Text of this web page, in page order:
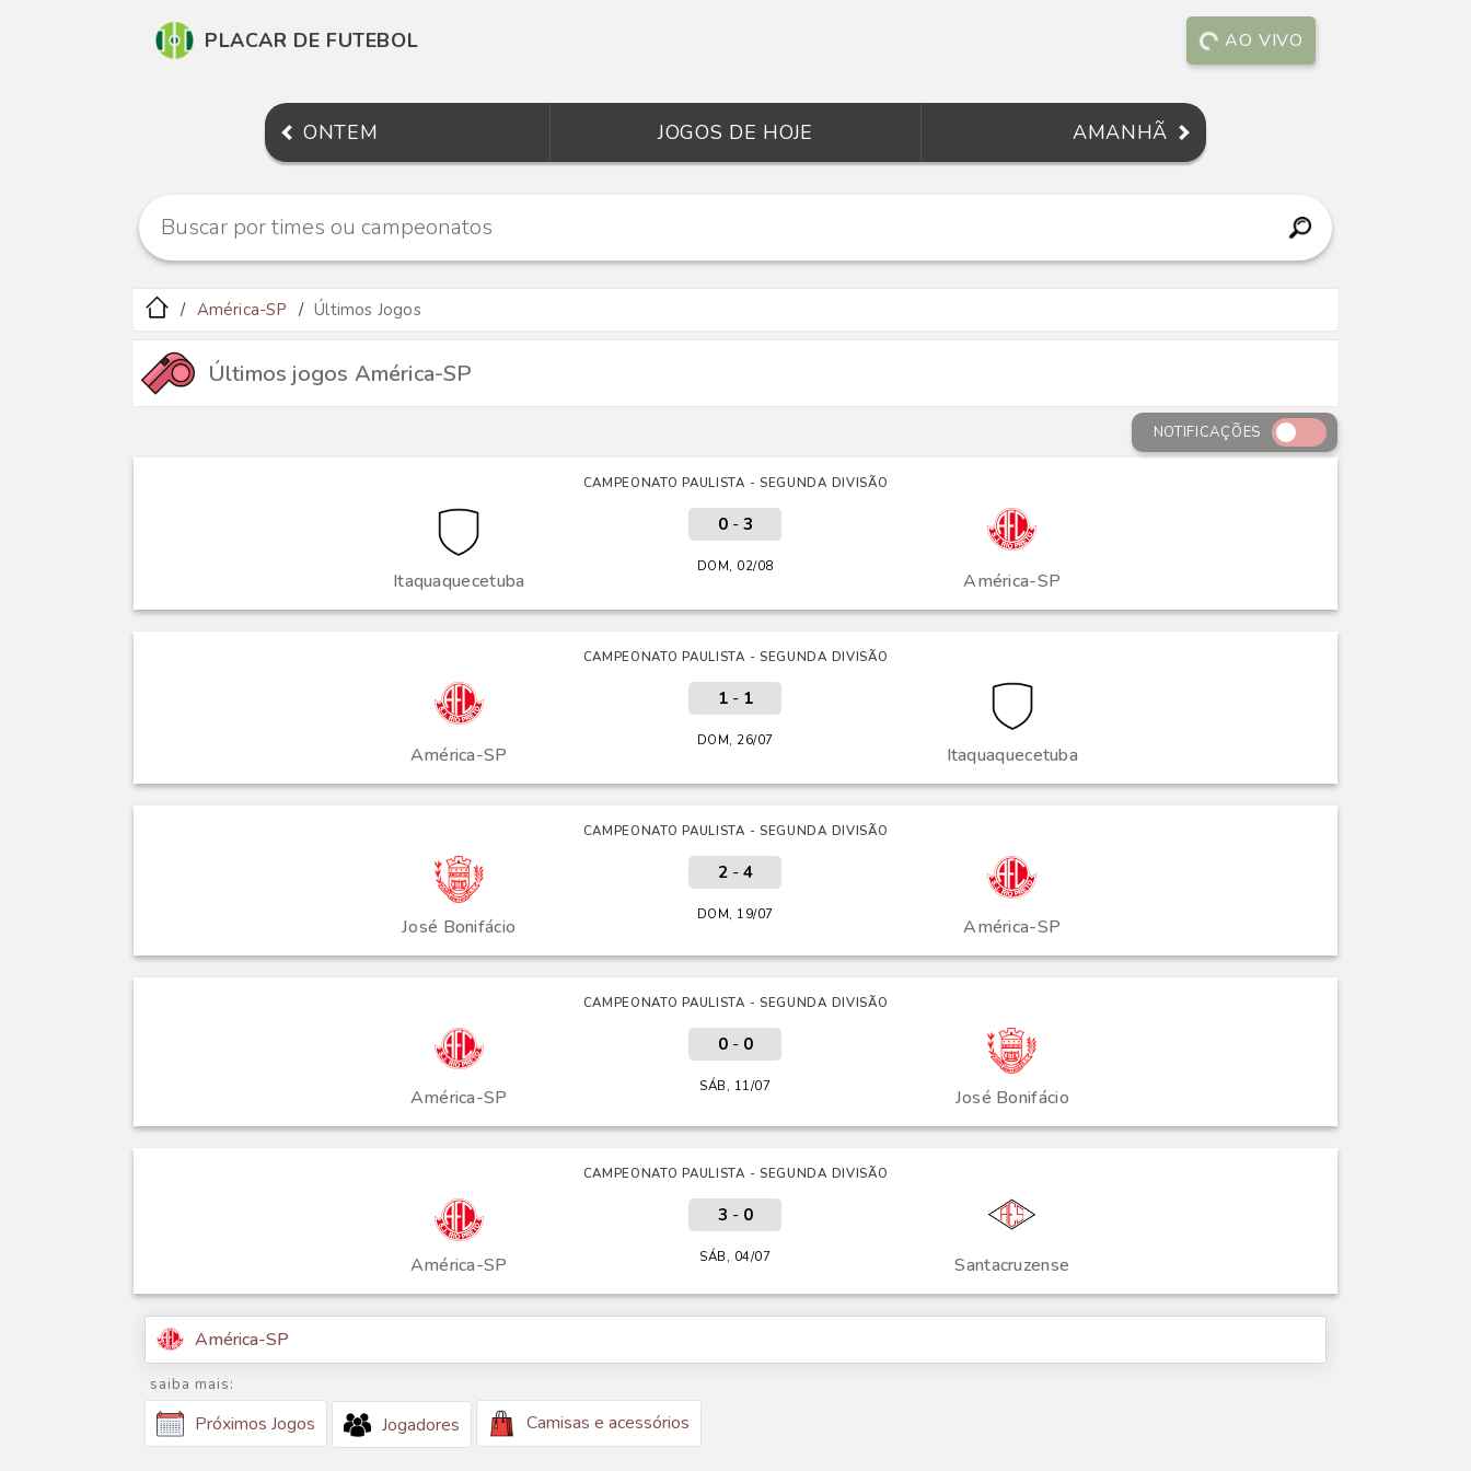
PLACAR DE FUTEBOL AO VIVO
ONTEM JOGOS DE HOJE AMANHÃ
América-SP Últimos Jogos
Últimos jogos América-SP
NOTIFICAÇÕES
CAMPEONATO PAULISTA - SEGUNDA DIVISÃO
Itaquaquecetuba América-SP
0- 3
DOM, 02/08
CAMPEONATO PAULISTA - SEGUNDA DIVISÃO
América-SP Itaquaquecetuba
1- 1
DOM, 26/07
CAMPEONATO PAULISTA - SEGUNDA DIVISÃO
José Bonifácio América-SP
2- 4
DOM, 19/07
CAMPEONATO PAULISTA - SEGUNDA DIVISÃO
América-SP José Bonifácio
0- 0
SÁB, 11/07
CAMPEONATO PAULISTA - SEGUNDA DIVISÃO
América-SP Santacruzense
3 - 0
SÁB, 04/07
América-SP
saiba mais:
Próximos Jogos Jogadores Camisas e acessórios